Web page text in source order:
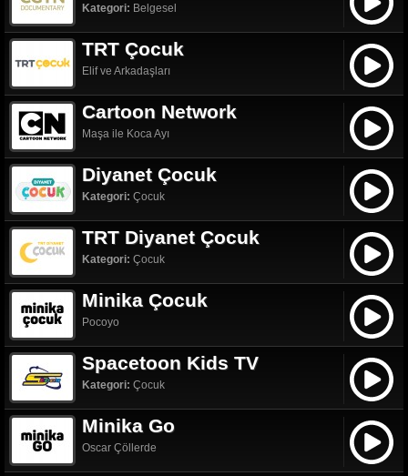
Kategori: Belgesel
TRT Çocuk
Elif ve Arkadaşları
Cartoon Network
Maşa ile Koca Ayı
Diyanet Çocuk
Kategori: Çocuk
TRT Diyanet Çocuk
Kategori: Çocuk
Minika Çocuk
Pocoyo
Spacetoon Kids TV
Kategori: Çocuk
Minika Go
Oscar Çöllerde